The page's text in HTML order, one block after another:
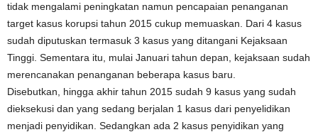
tidak mengalami peningkatan namun pencapaian penanganan
target kasus korupsi tahun 2015 cukup memuaskan. Dari 4 kasus
sudah diputuskan termasuk 3 kasus yang ditangani Kejaksaan
Tinggi. Sementara itu, mulai Januari tahun depan, kejaksaan sudah
merencanakan penanganan beberapa kasus baru.
Disebutkan, hingga akhir tahun 2015 sudah 9 kasus yang sudah
dieksekusi dan yang sedang berjalan 1 kasus dari penyelidikan
menjadi penyidikan. Sedangkan ada 2 kasus penyidikan yang